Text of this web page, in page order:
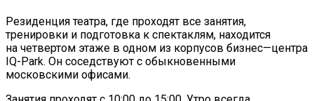
Резиденция театра, где проходят все занятия,
тренировки и подготовка к спектаклям, находится
на четвертом этаже в одном из корпусов бизнес—центра
IQ-Park. Он соседствуют с обыкновенными
московскими офисами.